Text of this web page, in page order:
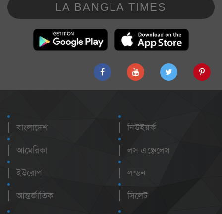
LA BANGLA TIMES
বাংলাদেশ
আমেরিকা
ইউরোপ
আন্তর্জাতিক
নিউইয়র্ক
লস এঞ্জেলেস
লন্ডন
সিলেট